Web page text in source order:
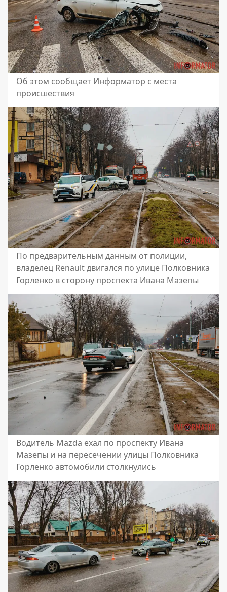
Об этом сообщает Информатор с места
происшествия
По предварительным данным от полиции,
владелец Renault двигался по улице Полковника
Горленко в сторону проспекта Ивана Мазепы
Водитель Mazda ехал по проспекту Ивана
Мазепы и на пересечении улицы Полковника
Горленко автомобили столкнулись